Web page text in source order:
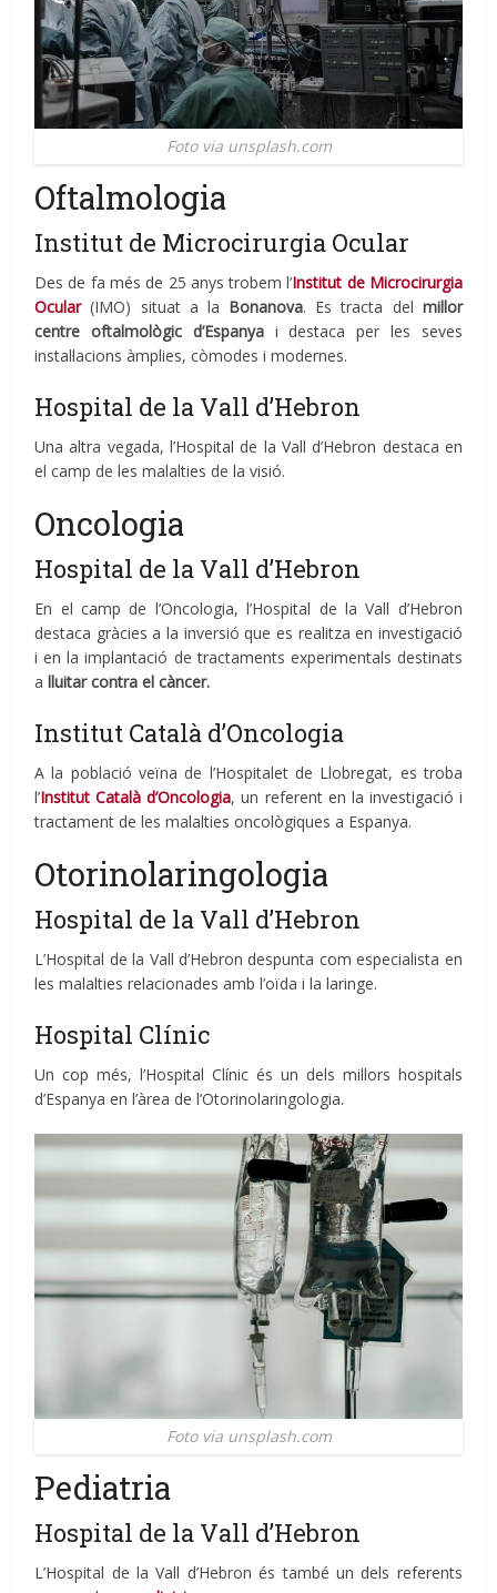
Foto via unsplash.com
Oftalmologia
Institut de Microcirurgia Ocular
Des de fa més de 25 anys trobem l’Institut de Microcirurgia
Ocular(IMO) situat a la Bonanova. Es tracta del millor
centre oftalmològic d’Espanyai destaca per les seves
instal·lacions àmplies, còmodes i modernes.
Hospital de la Vall d’Hebron
Una altra vegada, l’Hospital de la Vall d’Hebron destaca en
el camp de les malalties de la visió.
Oncologia
Hospital de la Vall d’Hebron
En el camp de l’Oncologia, l’Hospital de la Vall d’Hebron
destaca gràcies a la inversió que es realitza en investigació
i en la implantació de tractaments experimentals destinats
alluitar contra el càncer.
Institut Català d’Oncologia
A la població veïna de l’Hospitalet de Llobregat, es troba
l’Institut Català d’Oncologia, un referent en la investigació i
tractament de les malalties oncològiques a Espanya.
Otorinolaringologia
Hospital de la Vall d’Hebron
L’Hospital de la Vall d’Hebron despunta com especialista en
les malalties relacionades amb l’oïda i la laringe.
Hospital Clínic
Un cop més, l’Hospital Clínic és un dels millors hospitals
d’Espanya en l’àrea de l’Otorinolaringologia.
Foto via unsplash.com
Pediatria
Hospital de la Vall d’Hebron
L’Hospital de la Vall d’Hebron és també un dels referents